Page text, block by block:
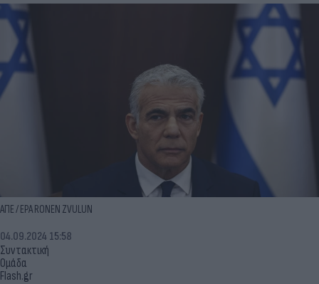
ΑΠΕ / EPA RONEN ZVULUN
Συντακτική
Ομάδα
Flash.gr
04.09.2024 15:58